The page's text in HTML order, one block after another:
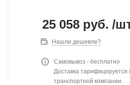
25 058 руб. /
Нашли дешевле?
Самовывоз - бесплатно
Доставка
транспортной компании.